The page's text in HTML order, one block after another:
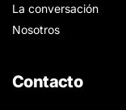
La conversación
Nosotros
Contacto